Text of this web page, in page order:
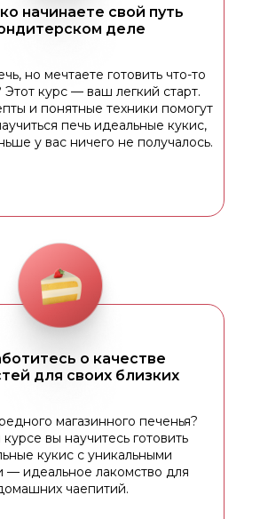
начинаете свой путь
деле
но мечтаете готовить что-то
курс — ваш легкий старт.
и понятные техники помогут
печь идеальные кукис,
у вас ничего не получалось.
о качестве
для своих близких
магазинного печенья?
вы научитесь готовить
кукис с уникальными
— идеальное лакомство для
чаепитий.